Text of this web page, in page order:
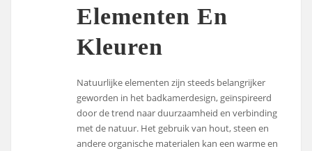
Elementen En
Kleuren
Natuurlijke elementen zijn steeds belangrijker
geworden in het badkamerdesign, geïnspireerd
door de trend naar duurzaamheid en verbinding
met de natuur. Het gebruik van hout, steen en
andere organische materialen kan een warme en